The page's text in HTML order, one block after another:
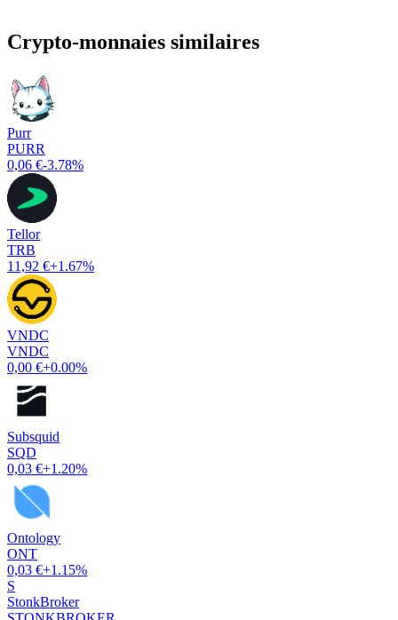
Crypto-monnaies similaires
Purr
PURR
0,06 €-3.78%
Tellor
TRB
11,92 €+1.67%
VNDC
VNDC
0,00 €+0.00%
Subsquid
SQD
0,03 €+1.20%
Ontology
ONT
0,03 €+1.15%
S
StonkBroker